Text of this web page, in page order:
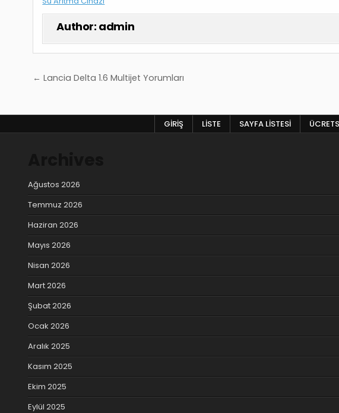
Author: admin
Yazı
← Lancia Delta 1.6 Multijet Yorumları
GIRIŞ LISTE SAYFA LISTESI
Ağustos 2026
Temmuz 2026
Haziran 2026
Mayıs 2026
Nisan 2026
Mart 2026
Şubat 2026
Ocak 2026
Aralık 2025
Kasım 2025
Ekim 2025
Eylül 2025